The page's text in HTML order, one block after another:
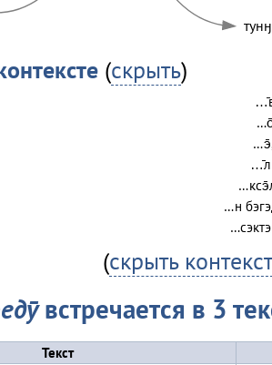
(скрыть)
…н
(скрыть контекст
встречается в 3
Текст